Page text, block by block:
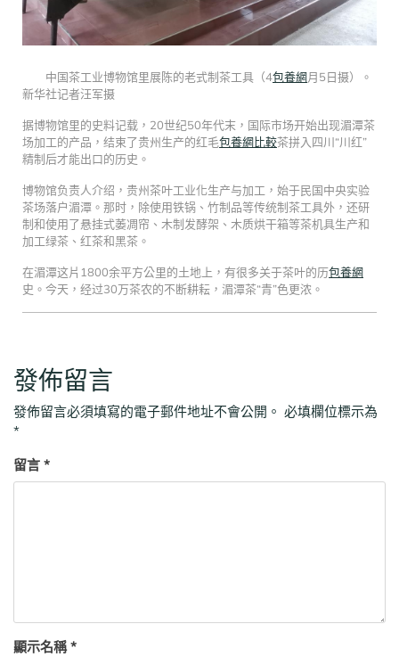
中国茶工业博物馆里展陈的老式制茶工具（4包養網月5日摄）。
新华社记者汪军摄
据博物馆里的史料记载，20世纪50年代末，国际市场开始出现湄潭茶
场加工的产品，结束了贵州生产的红毛包養網比較茶拼入四川“川红”
精制后才能出口的历史。
博物馆负责人介绍，贵州茶叶工业化生产与加工，始于民国中央实验
茶场落户湄潭。那时，除使用铁锅、竹制品等传统制茶工具外，还研
制和使用了悬挂式萎凋帘、木制发酵架、木质烘干箱等茶机具生产和
加工绿茶、红茶和黑茶。
在湄潭这片1800余平方公里的土地上，有很多关于茶叶的历包養網
史。今天，经过30万茶农的不断耕耘，湄潭茶“青”色更浓。
發佈留言
發佈留言必須填寫的電子郵件地址不會公開。 必填欄位標示為
*
留言 *
顯示名稱*